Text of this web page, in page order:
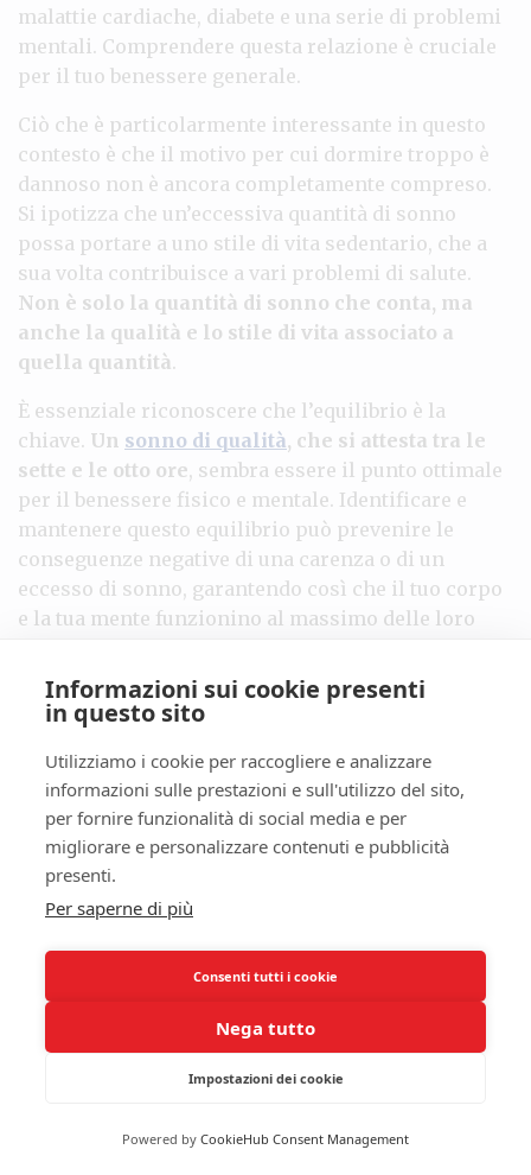
malattie cardiache, diabete e una serie di problemi
mentali. Comprendere questa relazione è cruciale
per il tuo benessere generale.
Ciò che è particolarmente interessante in questo
contesto è che il motivo per cui dormire troppo è
dannoso non è ancora completamente compreso.
Si ipotizza che un’eccessiva quantità di sonno
possa portare a uno stile di vita sedentario, che a
sua volta contribuisce a vari problemi di salute.
Non è solo la quantità di sonno che conta, ma
anche la qualità e lo stile di vita associato a
quella quantità.
È essenziale riconoscere che l’equilibrio è la
chiave. Un sonno di qualità, che si attesta tra le
sette e le otto ore, sembra essere il punto ottimale
per il benessere fisico e mentale. Identificare e
mantenere questo equilibrio può prevenire le
conseguenze negative di una carenza o di un
eccesso di sonno, garantendo così che il tuo corpo
e la tua mente funzionino al massimo delle loro
Variabilità Individuale nei Requisiti
di Sonno
Ogni persona è unica e le necessità di sonno
variano notevolmente da individuo a individuo.
Fattori genetici, ormonali e ambientali
influenzano la quantità di sonno di cui hai bisogno.
Alcuni individui sono noti per essere “soggetti a
sonno breve” e possono sentirsi riposati dopo
meno di sei ore di sonno. Altri, invece, potrebbero
necessitare di dieci ore o più per sentirsi al meglio.
Riconoscere questa variabilità è cruciale per
comprendere e rispettare le tue esigenze
familiari e le abitudini di vita influenzano la tua
Informazioni sui cookie presenti
in questo sito
Utilizziamo i cookie per raccogliere e analizzare
informazioni sulle prestazioni e sull'utilizzo del sito,
per fornire funzionalità di social media e per
migliorare e personalizzare contenuti e pubblicità
presenti.
Per saperne di più
Consenti tutti i cookie
Nega tutto
Impostazioni dei cookie
Powered by CookieHub Consent Management